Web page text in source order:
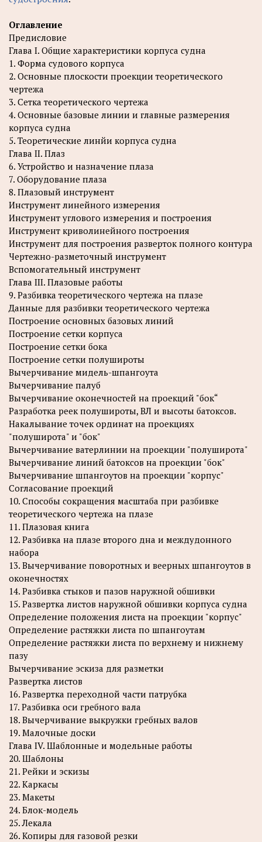
Оглавление
Предисловие
Глава I. Общие характеристики корпуса судна
1. Форма судового корпуса
2. Основные плоскости проекции теоретического
чертежа
3. Сетка теоретического чертежа
4. Основные базовые линии и главные размерения
корпуса судна
5. Теоретические линйи корпуса судна
Глава II. Плаз
6. Устройство и назначение плаза
7. Оборудование плаза
8. Плазовый инструмент
Инструмент линейного измерения
Инструмент углового измерения и построения
Инструмент криволинейного построения
Инструмент для построения разверток полного контура
Чертежно-разметочный инструмент
Вспомогательный инструмент
Глава III. Плазовые работы
9. Разбивка теоретического чертежа на плазе
Данные для разбивки теоретического чертежа
Построение основных базовых линий
Построение сетки корпуса
Построение сетки бока
Построение сетки полушироты
Вычерчивание мидель-шпангоута
Вычерчивание палуб
Вычерчивание оконечностей на проекций "бок“
Разработка реек полушироты, ВЛ и высоты батоксов.
Накалывание точек ординат на проекциях
"полуширота" и "бок"
Вычерчивание ватерлинии на проекции "полуширота"
Вычерчивание линий батоксов на проекции "бок"
Вычерчивание шпангоутов на проекции "корпус"
Согласование проекций
10. Способы сокращения масштаба при разбивке
теоретического чертежа на плазе
11. Плазовая книга
12. Разбивка на плазе второго дна и междудонного
набора
13. Вычерчивание поворотных и веерных шпангоутов в
оконечностях
14. Разбивка стыков и пазов наружной обшивки
15. Развертка листов наружной обшивки корпуса судна
Определение положения листа на проекции "корпус"
Определение растяжки листа по шпангоутам
Определение растяжки листа по верхнему и нижнему
пазу
Вычерчивание эскиза для разметки
Развертка листов
16. Развертка переходной части патрубка
17. Разбивка оси гребного вала
18. Вычерчивание выкружки гребных валов
19. Малочные доски
Глава IV. Шаблонные и модельные работы
20. Шаблоны
21. Рейки и эскизы
22. Каркасы
23. Макеты
24. Блок-модель
25. Лекала
26. Копиры для газовой резки